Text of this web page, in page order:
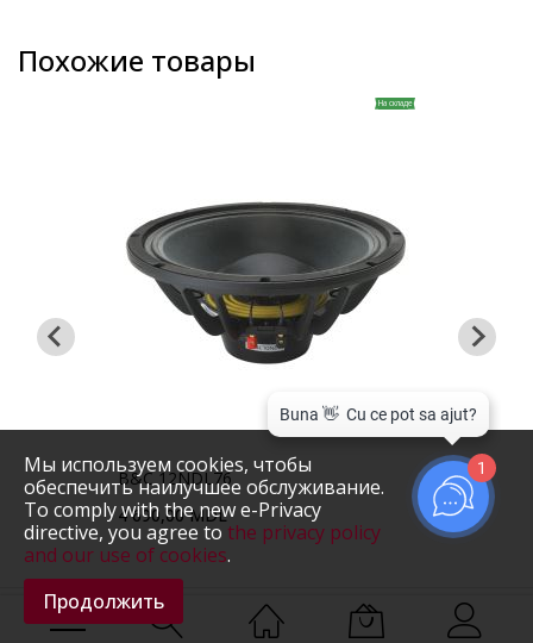
Мы используем cookies, чтобы
обеспечить наилучшее обслуживание.
To comply with the new e-Privacy
directive, you agree to the privacy policy
and our use of cookies.
Продолжить
Похожие товары
На складе
B&C 12NDL76
4 690,00 MDL
5
1